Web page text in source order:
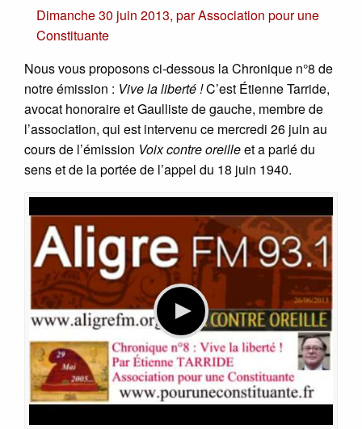
Dimanche 30 juin 2013, parAssociation pour une
Constituante
Nous vous proposons ci-dessous la Chronique n°8 de
notre émission : Vive la liberté !C’est Étienne Tarride,
avocat honoraire et Gaulliste de gauche, membre de
l’association, qui est intervenu ce mercredi 26 juin au
cours de l’émission Voix contre oreilleet a parlé du
sens et de la portée de l’appel du 18 juin 1940.